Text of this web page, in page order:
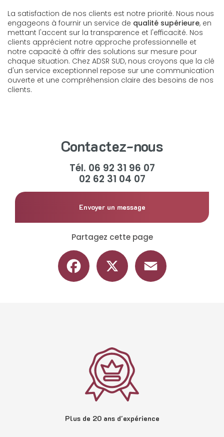
La satisfaction de nos clients est notre priorité. Nous nous
engageons à fournir un service de qualité supérieure, en
mettant l'accent sur la transparence et l'efficacité. Nos
clients apprécient notre approche professionnelle et
notre capacité à offrir des solutions sur mesure pour
chaque situation. Chez ADSR SUD, nous croyons que la clé
d'un service exceptionnel repose sur une communication
ouverte et une compréhension claire des besoins de nos
clients.
Contactez-nous
Tél. 06 92 31 96 07
02 62 31 04 07
Envoyer un message
Partagez cette page
Facebook
Plus de 20 ans d'expérience